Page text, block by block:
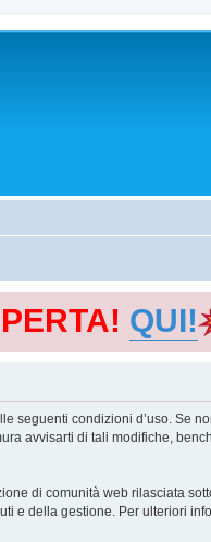
QUI!
seguenti condizioni d’uso. Se
avvisarti di tali modifiche,
di comunità web rilasciata
e della gestione. Per ulteriori